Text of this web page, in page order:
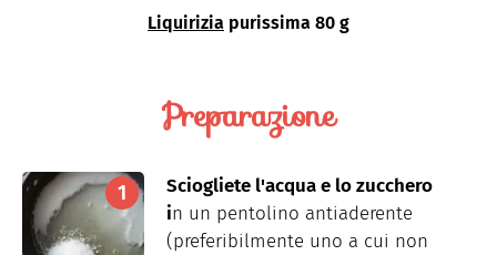
Liquirizia purissima 80 g
Preparazione
Sciogliete l'acqua e lo zucchero
in un pentolino antiaderente
(preferibilmente uno a cui non